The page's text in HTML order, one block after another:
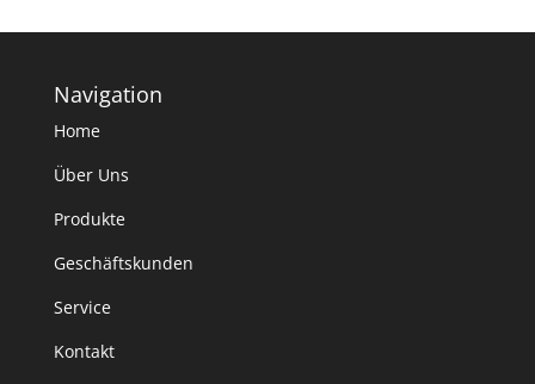
Navigation
Home
Über Uns
Produkte
Geschäftskunden
Service
Kontakt